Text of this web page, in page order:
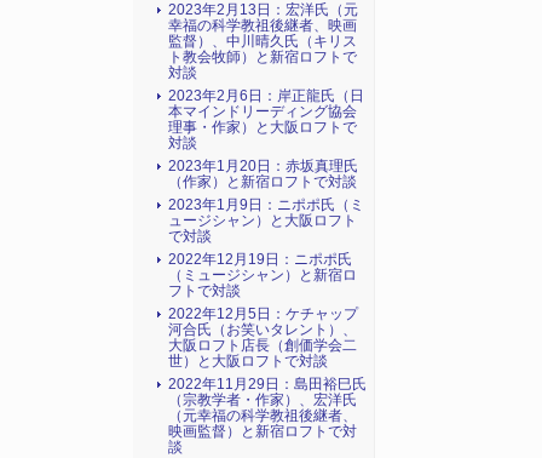
2023年2月13日：宏洋氏（元
幸福の科学教祖後継者、映画
監督）、中川晴久氏（キリス
ト教会牧師）と新宿ロフトで
対談
2023年2月6日：岸正龍氏（日
本マインドリーディング協会
理事・作家）と大阪ロフトで
対談
2023年1月20日：赤坂真理氏
（作家）と新宿ロフトで対談
2023年1月9日：ニポポ氏（ミ
ュージシャン）と大阪ロフト
で対談
2022年12月19日：ニポポ氏
（ミュージシャン）と新宿ロ
フトで対談
2022年12月5日：ケチャップ
河合氏（お笑いタレント）、
大阪ロフト店長（創価学会二
世）と大阪ロフトで対談
2022年11月29日：島田裕巳氏
（宗教学者・作家）、宏洋氏
（元幸福の科学教祖後継者、
映画監督）と新宿ロフトで対
談